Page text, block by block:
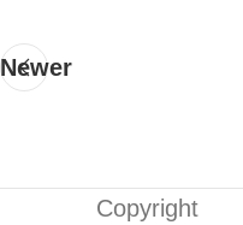
Newer
Copyright